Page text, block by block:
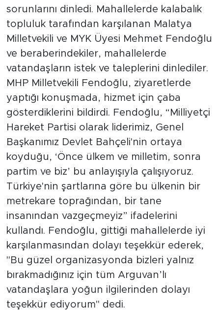
sorunlarını dinledi. Mahallelerde kalabalık
topluluk tarafından karşılanan Malatya
Milletvekili ve MYK Üyesi Mehmet Fendoğlu
ve beraberindekiler, mahallelerde
vatandaşların istek ve taleplerini dinlediler.
MHP Milletvekili Fendoğlu, ziyaretlerde
yaptığı konuşmada, hizmet için çaba
gösterdiklerini bildirdi. Fendoğlu, “Milliyetçi
Hareket Partisi olarak liderimiz, Genel
Başkanımız Devlet Bahçeli'nin ortaya
koyduğu, ‘Önce ülkem ve milletim, sonra
partim ve biz’ bu anlayışıyla çalışıyoruz.
Türkiye'nin şartlarına göre bu ülkenin bir
metrekare toprağından, bir tane
insanından vazgeçmeyiz” ifadelerini
kullandı. Fendoğlu, gittiği mahallelerde iyi
karşılanmasından dolayı teşekkür ederek,
"Bu güzel organizasyonda bizleri yalnız
bırakmadığınız için tüm Arguvan’lı
vatandaşlara yoğun ilgilerinden dolayı
teşekkür ediyorum" dedi.
Darende
Doğanşehir
Hekimhan
Kale
Pütürge
Magazin
Sinema
Asayiş
Siyaset
Adıyaman